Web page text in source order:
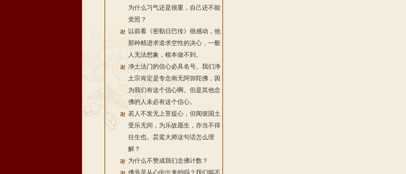
为什么习气还是很重，自己还不能
觉照？
以前看《密勒日巴传》很感动，他
那种精进求道求空性的决心，一般
人无法想象，根本做不到。
净土法门的信心必具名号。我们净
土宗肯定是专念南无阿弥陀佛，因
为我们有这个信心啊。但是其他念
佛的人未必有这个信心。
若人不发无上菩提心，但闻彼国土
受乐无间，为乐故愿生，亦当不得
往生也。昙鸾大师这句话怎么理
解？
为什么不赞成我们念佛计数？
佛号是从心中出来的吗？我们能不